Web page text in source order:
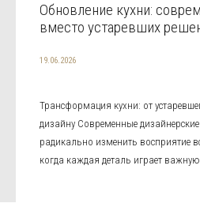
Обновление кухни:
вместо устаревших
19.06.2026
Трансформация кухни: от
дизайну Современные
радикально изменить восприятие
когда каждая деталь играет